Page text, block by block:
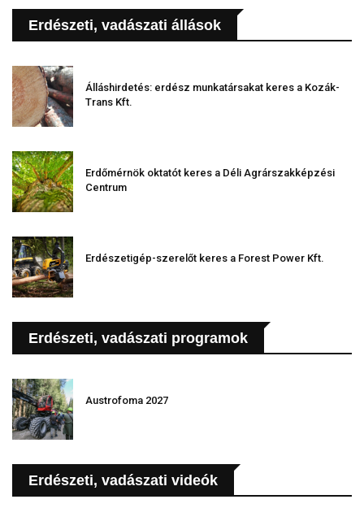
Erdészeti, vadászati állások
Álláshirdetés: erdész munkatársakat keres a Kozák-
Trans Kft.
Erdőmérnök oktatót keres a Déli Agrárszakképzési
Centrum
Erdészetigép-szerelőt keres a Forest Power Kft.
Erdészeti, vadászati programok
Austrofoma 2027
Erdészeti, vadászati videók